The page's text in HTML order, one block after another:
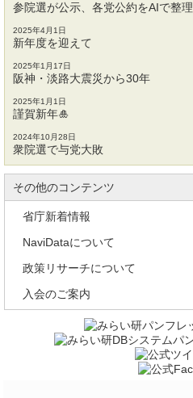
参院選が公示、各党公約をAIで整理
2025年4月1日
新年度を迎えて
2025年1月17日
阪神・淡路大震災から30年
2025年1月1日
謹賀新年🎍
2024年10月28日
衆院選で与党大敗
その他のコンテンツ
省庁新着情報
NaviDataについて
政策リサーチについて
入会のご案内